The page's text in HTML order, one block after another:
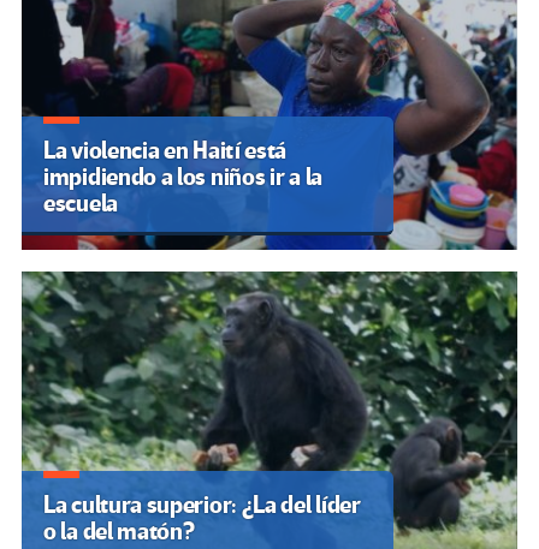
La violencia en Haití está
impidiendo a los niños ir a la
escuela
La cultura superior: ¿La del líder
o la del matón?